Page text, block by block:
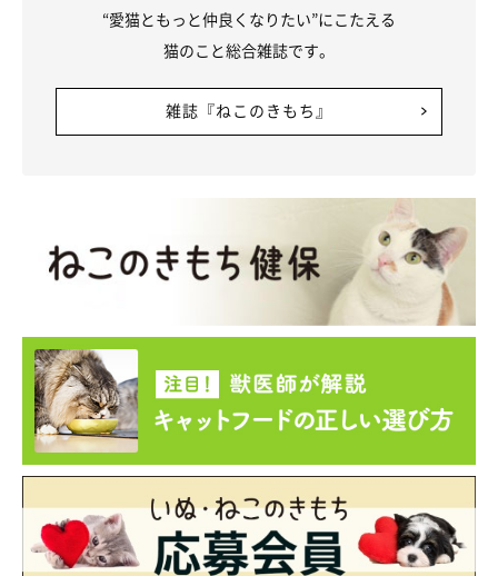
“愛猫ともっと仲良くなりたい”にこたえる
猫のこと総合雑誌です。
雑誌『ねこのきもち』